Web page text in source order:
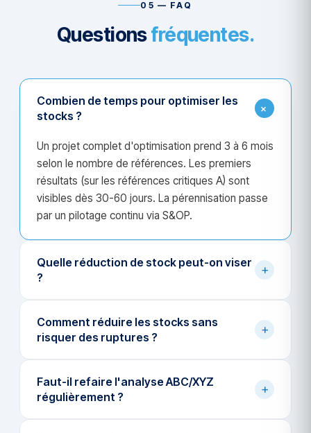
05 — FAQ
Questionsfréquentes.
Combien de temps pour optimiser les
stocks ?
+
Un projet complet d'optimisation prend 3 à 6 mois
selon le nombre de références. Les premiers
résultats (sur les références critiques A) sont
visibles dès 30-60 jours. La pérennisation passe
par un pilotage continu via S&OP.
Quelle réduction de stock peut-on viser
?
+
Comment réduire les stocks sans
risquer des ruptures ?
+
Faut-il refaire l'analyse ABC/XYZ
régulièrement ?
+